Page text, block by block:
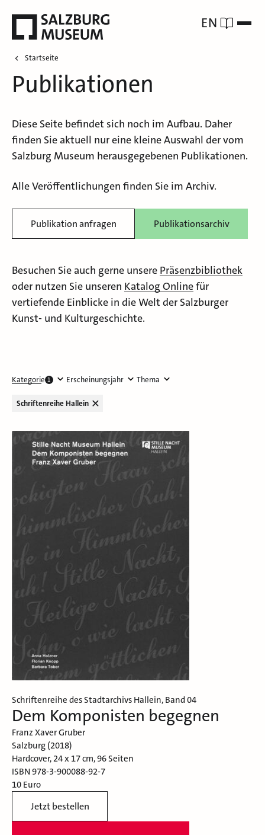
EN
Startseite
Publikationen
Diese Seite befindet sich noch im Aufbau. Daher
finden Sie aktuell nur eine kleine Auswahl der vom
Salzburg Museum herausgegebenen Publikationen.
Alle Veröffentlichungen finden Sie im Archiv.
Publikation anfragen Publikationsarchiv
Besuchen Sie auch gerne unsere Präsenzbibliothek
oder nutzen Sie unseren Katalog Onlinefür
vertiefende Einblicke in die Welt der Salzburger
Kunst- und Kulturgeschichte.
Kategorie 1 Erscheinungsjahr Thema
Schriftenreihe Hallein
Schriftenreihe des Stadtarchivs Hallein, Band 04
Dem Komponisten begegnen
Franz Xaver Gruber
Salzburg (2018)
Hardcover, 24 x 17 cm, 96 Seiten
ISBN 978-3-900088-92-7
10 Euro
Jetzt bestellen